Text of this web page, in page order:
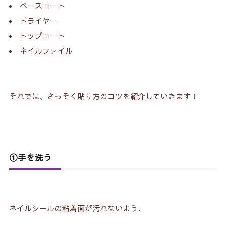
ベースコート
ドライヤー
トップコート
ネイルファイル
それでは、さっそく貼り方のコツを紹介していきます！
①手を洗う
ネイルシールの粘着面が汚れないよう、